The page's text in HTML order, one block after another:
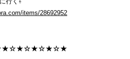
items/28692952